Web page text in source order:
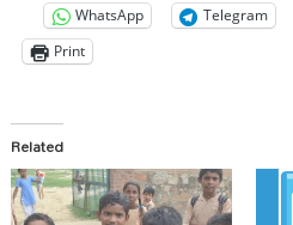
WhatsApp Telegram
Print
Related